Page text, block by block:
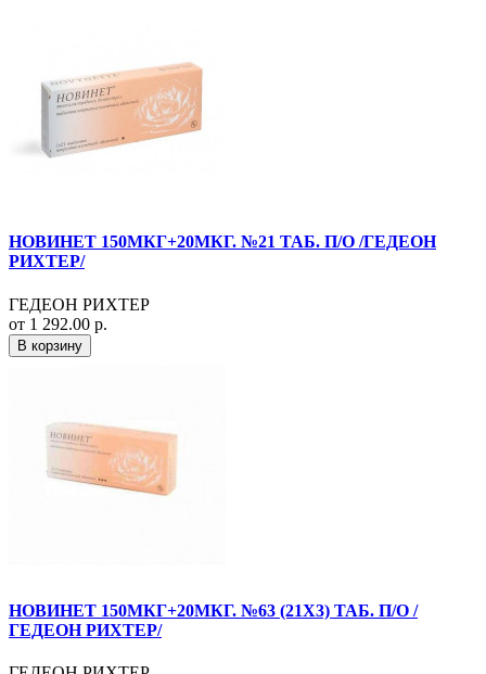
НОВИНЕТ 150МКГ+20МКГ. №21 ТАБ. П/О /ГЕДЕОН
РИХТЕР/
ГЕДЕОН РИХТЕР
от 1 292.00 р.
В корзину
НОВИНЕТ 150МКГ+20МКГ. №63 (21X3) ТАБ. П/О /
ГЕДЕОН РИХТЕР/